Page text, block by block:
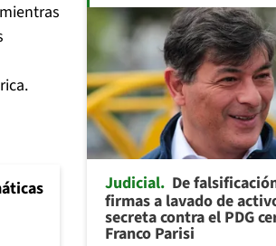
Judicial De
firmas a lavado de
secreta contra el PDG
Franco Parisi